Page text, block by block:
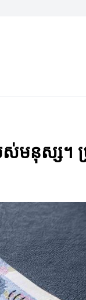
ស់មនុស្ស។ ប្